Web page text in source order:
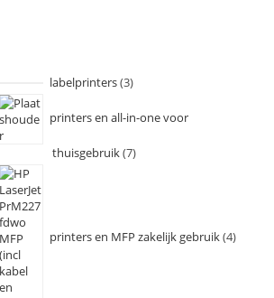
labelprinters 3
printers en all-in-one voor
thuisgebruik 7
printers en MFP zakelijk gebruik 4